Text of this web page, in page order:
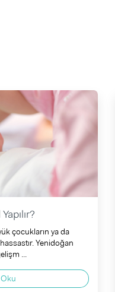
çocukların ya da
Yenidoğan
...
Oku